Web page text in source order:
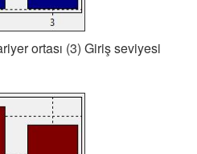
ortası (3) Giriş seviyesi